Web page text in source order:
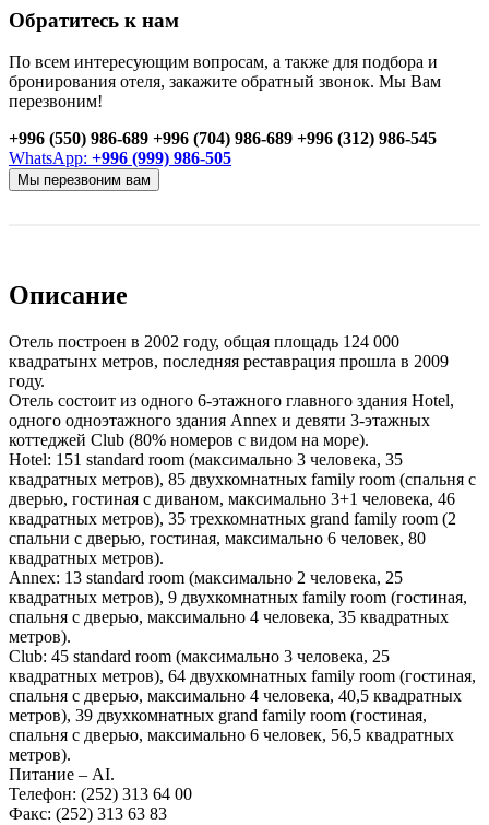
Обратитесь к нам
По всем интересующим вопросам, а также для подбора и
бронирования отеля, закажите обратный звонок. Мы Вам
перезвоним!
+996 (550) 986-689 +996 (704) 986-689 +996 (312) 986-545
WhatsApp: +996 (999) 986-505
Мы перезвоним вам
Описание
Отель построен в 2002 году, общая площадь 124 000
квадратынх метров, последняя реставрация прошла в 2009
году.
Отель состоит из одного 6-этажного главного здания Hotel,
одного одноэтажного здания Annex и девяти 3-этажных
коттеджей Club (80% номеров с видом на море).
Hotel: 151 standard room (максимально 3 человека, 35
квадратных метров), 85 двухкомнатных family room (спальня с
дверью, гостиная с диваном, максимально 3+1 человека, 46
квадратных метров), 35 трехкомнатных grand family room (2
спальни с дверью, гостиная, максимально 6 человек, 80
квадратных метров).
Annex: 13 standard room (максимально 2 человека, 25
квадратных метров), 9 двухкомнатных family room (гостиная,
спальня с дверью, максимально 4 человека, 35 квадратных
метров).
Club: 45 standard room (максимально 3 человека, 25
квадратных метров), 64 двухкомнатных family room (гостиная,
спальня с дверью, максимально 4 человека, 40,5 квадратных
метров), 39 двухкомнатных grand family room (гостиная,
спальня с дверью, максимально 6 человек, 56,5 квадратных
метров).
Питание – AI.
Телефон: (252) 313 64 00
Факс: (252) 313 63 83